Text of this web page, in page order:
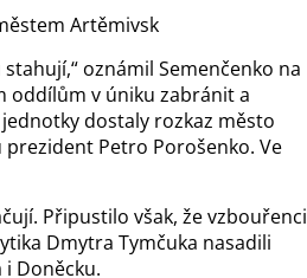
Artěmivsk
oznámil Semenčenko na
oddílům v úniku zabránit a
dostaly rozkaz město
Petro Porošenko. Ve
Připustilo však, že vzbouřenci
Dmytra Tymčuka nasadili
i Doněcku.